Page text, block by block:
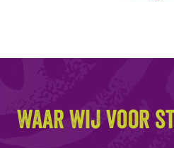
Waar wij voor